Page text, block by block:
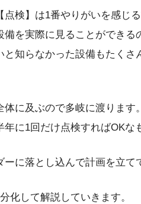
点検】は1番やりがいを感じ
備を実際に見ることができ
と知らなかった設備もたく
体に及ぶので多岐に渡りま
に1回だけ点検すればOKな
に落とし込んで計画を立て
化して解説していきます。